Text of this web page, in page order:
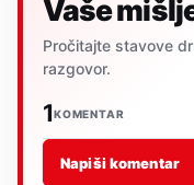
Vaše
Pročitajte stavove
razgovor.
1KOMENTAR
Napiši komentar